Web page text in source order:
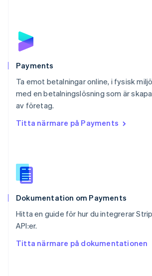
Payments
Ta emot betalningar online, i fysisk
med en betalningslösning som är
av företag.
Titta närmare på Payments
Dokumentation om Payments
Hitta en guide för hur du integrerar
API:er.
Titta närmare på dokumentationen
Portugal
Português
English
DeutschFrançaisItalianoEnglish
Singapore
English简体中文
English
Español
Storbritannien
Sverige
Thailand
ไทย
English